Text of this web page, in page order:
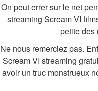
On peut errer sur le net
streaming Scream VI
petite des
Ne nous remerciez pas.
Scream VI streaming
avoir un truc monstrueux